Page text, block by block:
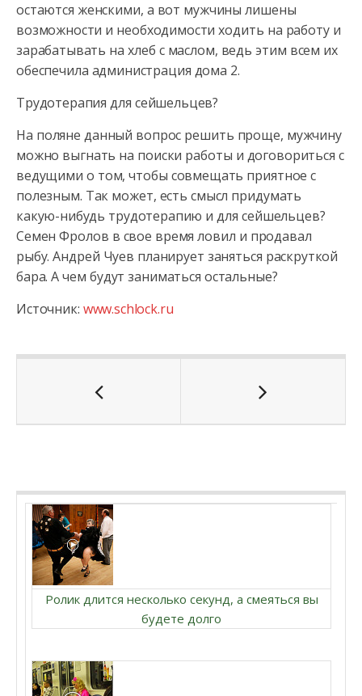
остаются женскими, а вот мужчины лишены
возможности и необходимости ходить на работу и
зарабатывать на хлеб с маслом, ведь этим всем их
обеспечила администрация дома 2.
Трудотерапия для сейшельцев?
На поляне данный вопрос решить проще, мужчину
можно выгнать на поиски работы и договориться с
ведущими о том, чтобы совмещать приятное с
полезным. Так может, есть смысл придумать
какую-нибудь трудотерапию и для сейшельцев?
Семен Фролов в свое время ловил и продавал
рыбу. Андрей Чуев планирует заняться раскруткой
бара. А чем будут заниматься остальные?
Источник: www.schlock.ru
Ролик длится несколько секунд, а смеяться вы
будете долго